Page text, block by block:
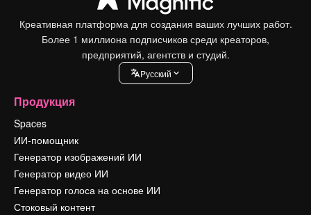
Креативная платформа для создания ваших лучших работ.
Более 1 миллиона подписчиков среди креаторов,
предприятий, агентств и студий.
Pусский
Продукция
Spaces
ИИ-помощник
Генератор изображений ИИ
Генератор видео ИИ
Генератор голоса на основе ИИ
Стоковый контент